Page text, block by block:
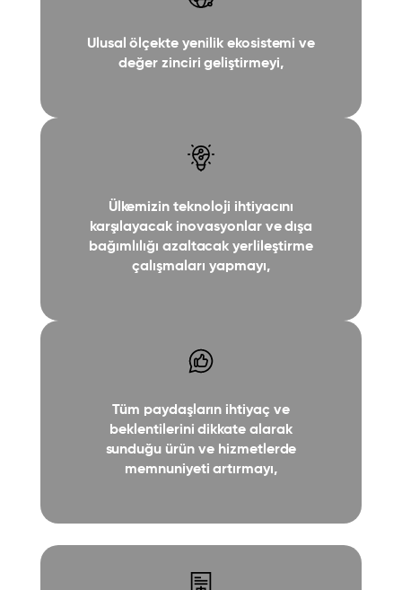
Ulusal ölçekte yenilik ekosistemi ve
değer zinciri geliştirmeyi,
Ülkemizin teknoloji ihtiyacını
karşılayacak inovasyonlar ve dışa
bağımlılığı azaltacak yerlileştirme
çalışmaları yapmayı,
Tüm paydaşların ihtiyaç ve
beklentilerini dikkate alarak
sunduğu ürün ve hizmetlerde
memnuniyeti artırmayı,